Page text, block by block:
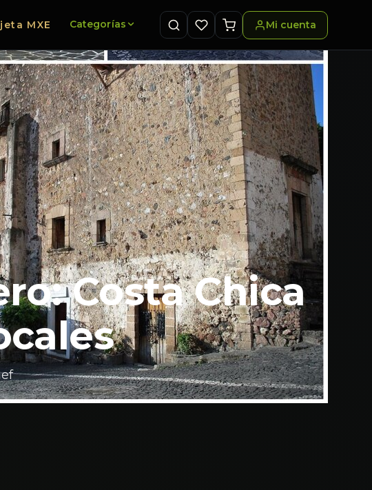
MXE Categorías Mi cuenta
Costa Chica